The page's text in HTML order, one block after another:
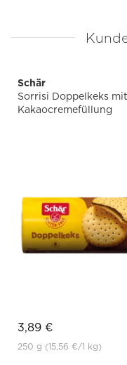
Schär
Sorrisi Doppelkeks mit
Kakaocremefüllung
3,89 €
250 g (15,56 €/1 kg)